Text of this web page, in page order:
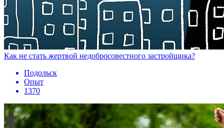
Как не стать жертвой недобросовестного застройщика?
Подольск
Опыт
1370